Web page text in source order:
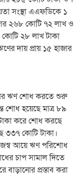
সংস্থা এএফডিকে ১
২৬৮ কোটি ৭২ লাখ ও
কোটি ২৮ লাখ টাকা
দায় প্রায় ১৫ হাজার
ঋণ শোধ করতে শুরু
শোধ হয়েছে মাত্র ৮৯
করে শোধ করছে
৩৩৭ কোটি টাকা।
আয়ে ঋণ পরিশোধ
চাপ সামাল দিতে
বাড়ানোর প্রস্তাব করা